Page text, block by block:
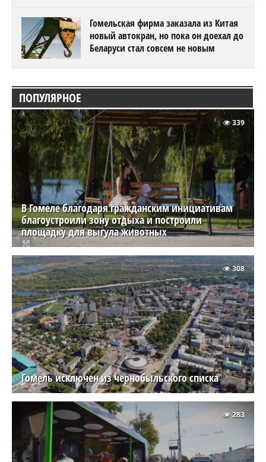
Гомельская фирма заказала из Китая
новый автокран, но пока он доехал до
Беларуси стал совсем не новым
ПОПУЛЯРНОЕ
В Гомеле благодаря гражданским инициативам
благоустроили зону отдыха и построили
площадку для выгула животных
339
Гомель исключен из чернобыльского списка
308
283